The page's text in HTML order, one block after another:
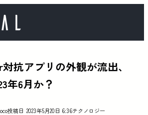
抗アプリの外観が流出、
年6月か？
投稿日 2023年5月20日 6:36テクノロジー